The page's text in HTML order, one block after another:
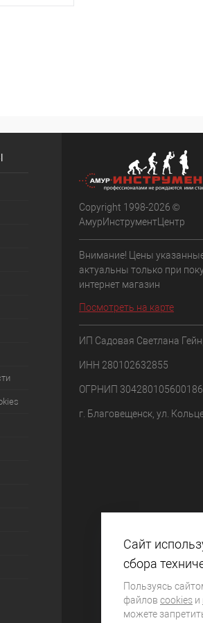
Copyright 1998-2026 ©
АмурИнструментЦентр
Внимание! Цены
актуальны только при
интернет магазин
Посмотреть на карте
ИП Садовая Светлана
ИНН 280102632855
ОГРНИП 304280105600186
г. Благовещенск, ул.
Сайт
сбора
Пользуясь
файлов cookies и
можете